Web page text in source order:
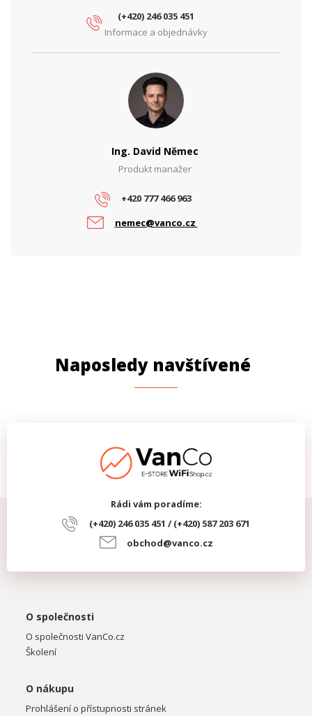
(+420) 246 035 451
Informace a objednávky
Ing. David Němec
Produkt manažer
+420 777 466 963
nemec@vanco.cz
Naposledy navštívené
Rádi vám poradíme:
(+420) 246 035 451 / (+420) 587 203 671
obchod@vanco.cz
O společnosti
O společnosti VanCo.cz
Školení
O nákupu
Prohlášení o přístupnosti stránek